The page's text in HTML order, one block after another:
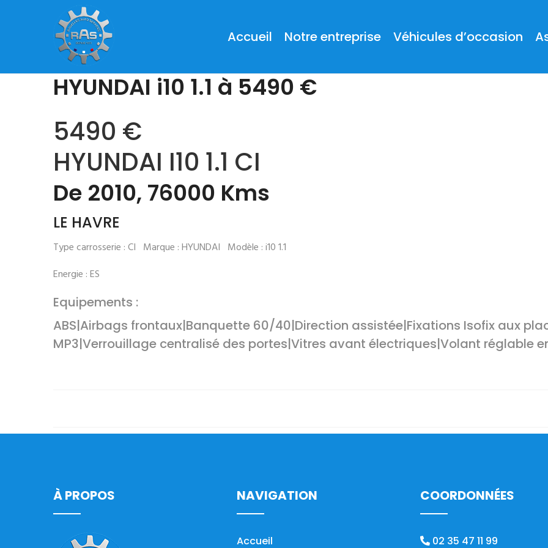
Accueil Notre entreprise Véhicules d’occasion
HYUNDAI i10 1.1 à 5490 €
5490 €
HYUNDAI I10 1.1 CI
De 2010, 76000 Kms
LE HAVRE
Type carrosserie : CI Marque : HYUNDAI Modèle : i10 1.1
Energie : ES
Equipements :
ABS|Airbags frontaux|Banquette 60/40|Direction assistée|Fixations Isofix aux
MP3|Verrouillage centralisé des portes|Vitres avant électriques|Volant réglable
Prev
À PROPOS NAVIGATION
Accueil
COORDONNÉES
02 35 47 11 99